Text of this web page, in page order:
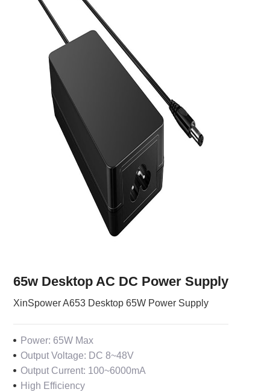
65w Desktop AC DC Power Supply
XinSpower A653 Desktop 65W Power Supply
Power: 65W Max
Output Voltage: DC 8~48V
Output Current: 100~6000mA
High Efficiency